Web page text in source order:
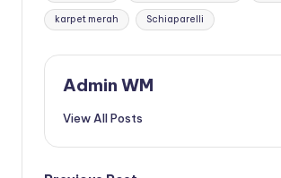
karpet merah Schiaparelli
Admin WM
View All Posts